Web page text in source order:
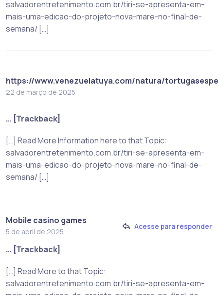
salvadorentretenimento.com.br/tiri-se-apresenta-em-
mais-uma-edicao-do-projeto-nova-mare-no-final-de-
semana/ […]
https://www.venezuelatuya.com/natura/
22 de março de 2025
… [Trackback]
[…] Read More Information here to that Topic:
salvadorentretenimento.com.br/tiri-se-apresenta-em-
mais-uma-edicao-do-projeto-nova-mare-no-final-de-
semana/ […]
Mobile casino games
5 de abril de 2025
Acesse para responder
… [Trackback]
[…] Read More to that Topic:
salvadorentretenimento.com.br/tiri-se-apresenta-em-